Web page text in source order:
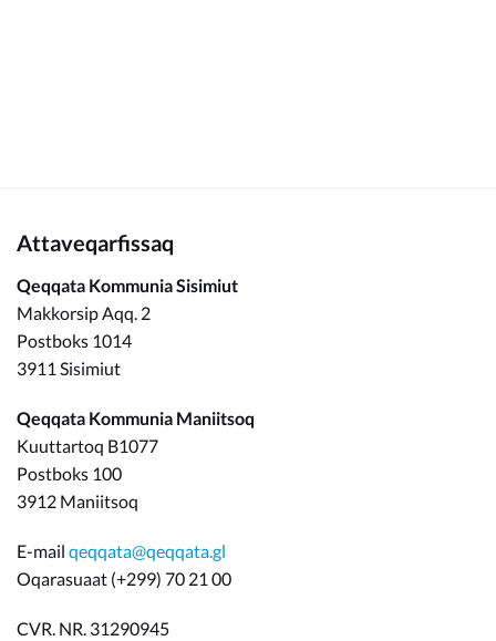
Attaveqarfissaq
Qeqqata Kommunia Sisimiut
Makkorsip Aqq. 2
Postboks 1014
3911 Sisimiut
Qeqqata Kommunia Maniitsoq
Kuuttartoq B1077
Postboks 100
3912 Maniitsoq
E-mail qeqqata@qeqqata.gl
Oqarasuaat (+299) 70 21 00
CVR. NR. 31290945